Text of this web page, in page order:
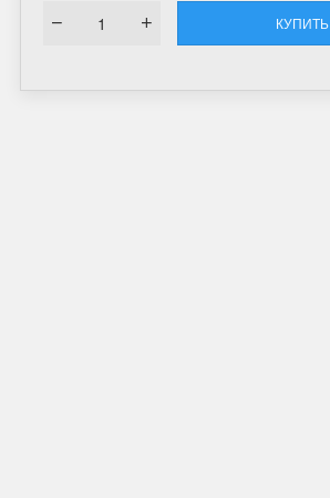
КУПИТЬ